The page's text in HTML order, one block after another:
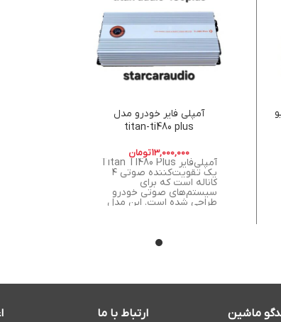
آمپلی فایر خودرو مدل
titan-ti480 plus
13,000,000تومان
آمپلی‌فایر Titan TI480 Plus
یک تقویت‌کننده صوتی ۴
کاناله است که برای
سیستم‌های صوتی خودرو
طراحی شده است. این مدل
ماشین ارتباط با ما